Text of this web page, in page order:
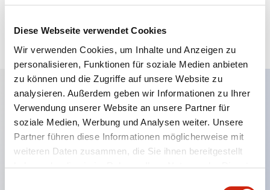
Diese Webseite verwendet Cookies
Wir verwenden Cookies, um Inhalte und Anzeigen zu
personalisieren, Funktionen für soziale Medien anbieten
zu können und die Zugriffe auf unsere Website zu
analysieren. Außerdem geben wir Informationen zu Ihrer
Verwendung unserer Website an unsere Partner für
soziale Medien, Werbung und Analysen weiter. Unsere
Partner führen diese Informationen möglicherweise mit
weiteren Daten zusammen, die Sie ihnen bereitgestellt
haben oder die sie im Rahmen Ihrer Nutzung der Dienste
zum Zitat hinzufügen
Hauptmerkmale
Mehrfachbefestigung möglich